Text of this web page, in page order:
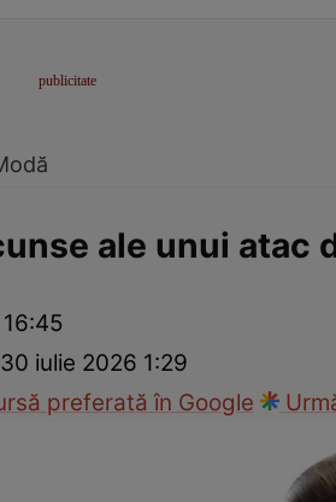
ale unui atac
30 iulie 2026 1:29
preferată în Google